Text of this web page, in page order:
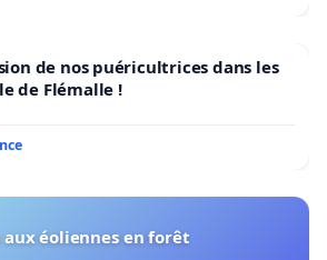
de nos puéricultrices dans les
écoles communale de Flémalle !
aux éoliennes en forêt